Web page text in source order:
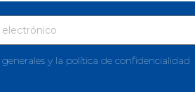
y la política de confidencialidad